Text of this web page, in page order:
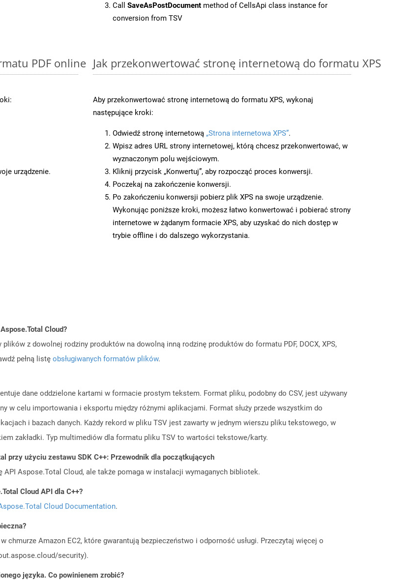
Call SaveAsPostDocument method of CellsApi class instance for
conversion from TSV
PDF online
urządzenie.
Jak przekonwertować stronę internetową do formatu XPS
Aby przekonwertować stronę internetową do formatu XPS, wykonaj
następujące kroki:
Odwiedź stronę internetową „Strona internetowa XPS”.
Wpisz adres URL strony internetowej, którą chcesz przekonwertować, w
wyznaczonym polu wejściowym.
Kliknij przycisk „Konwertuj”, aby rozpocząć proces konwersji.
Poczekaj na zakończenie konwersji.
Po zakończeniu konwersji pobierz plik XPS na swoje urządzenie.
Wykonując poniższe kroki, możesz łatwo konwertować i pobierać strony
internetowe w żądanym formacie XPS, aby uzyskać do nich dostęp w
trybie offline i do dalszego wykorzystania.
Cloud?
z dowolnej rodziny produktów na dowolną inną rodzinę produktów do formatu PDF, DOCX, XPS,
pełną listę obsługiwanych formatów plików.
dane oddzielone kartami w formacie prostym tekstem. Format pliku, podobny do CSV, jest używany
w celu importowania i eksportu między różnymi aplikacjami. Format służy przede wszystkim do
i bazach danych. Każdy rekord w pliku TSV jest zawarty w jednym wierszu pliku tekstowego, w
zakładki. Typ multimediów dla formatu pliku TSV to wartości tekstowe/karty.
przy użyciu zestawu SDK C++: Przewodnik dla początkujących
Aspose.Total Cloud, ale także pomaga w instalacji wymaganych bibliotek.
Cloud API dla C++?
Cloud Documentation.
chmurze Amazon EC2, które gwarantują bezpieczeństwo i odporność usługi. Przeczytaj więcej o
security).
języka. Co powinienem zrobić?